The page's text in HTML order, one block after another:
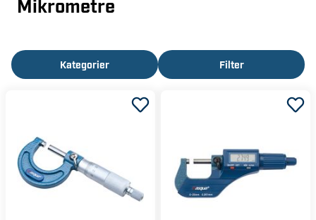
Mikrometre
Kategorier Filter